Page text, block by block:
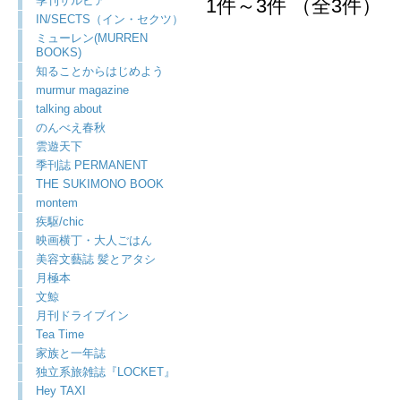
IN/SECTS（イン・セクツ）
ミューレン(MURREN
BOOKS)
知ることからはじめよう
murmur magazine
talking about
のんべえ春秋
雲遊天下
季刊誌 PERMANENT
THE SUKIMONO BOOK
montem
疾駆/chic
映画横丁・大人ごはん
美容文藝誌 髪とアタシ
月極本
文鯨
月刊ドライブイン
Tea Time
家族と一年誌
独立系旅雑誌『LOCKET』
Hey TAXI
1件～3件 （全3件）